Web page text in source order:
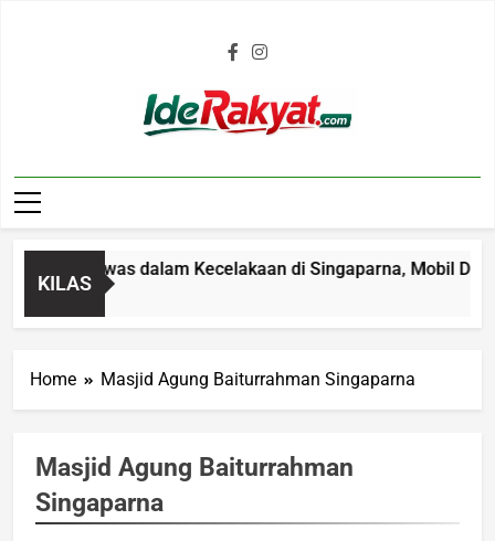
Iderakyat.com
KILAS
Tewas dalam Kecelakaan di Singaparna, Mobil
Home Masjid Agung Baiturrahman Singaparna
Masjid Agung Baiturrahman
Singaparna